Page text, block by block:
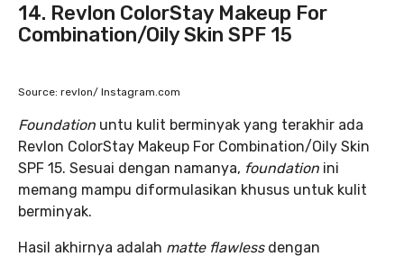
14. Revlon ColorStay Makeup For
Combination/Oily Skin SPF 15
Source: revlon/ Instagram.com
Foundation untu kulit berminyak yang terakhir ada
Revlon ColorStay Makeup For Combination/Oily Skin
SPF 15. Sesuai dengan namanya, foundation ini
memang mampu diformulasikan khusus untuk kulit
berminyak.
Hasil akhirnya adalah matte flawless dengan